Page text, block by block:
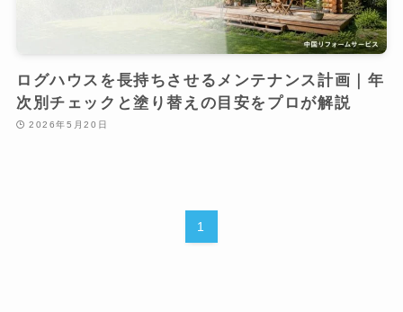
ログハウスを長持ちさせるメンテナンス計画｜年
次別チェックと塗り替えの目安をプロが解説
2026年5月20日
1